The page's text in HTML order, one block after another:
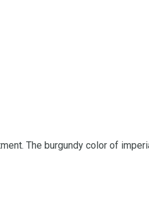
The burgundy color of